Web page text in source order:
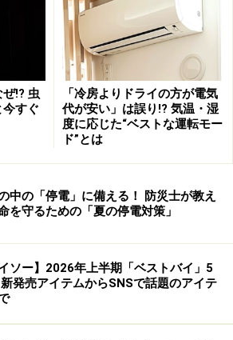
!? 虫
すぐ
「冷房よりドライの方が電気
代が安い」は誤り!? 気温・湿
度に応じた“ベストな運転モー
ド”とは
中の「停電」に備える！ 防災士が教え
を守るための「夏の停電対策」
イソー】2026年上半期「ベストバイ」5
発売アイテムからSNSで話題のアイテ